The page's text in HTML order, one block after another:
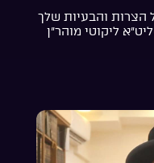
הצרות והבעיות שלך
ליקוטי מוהר”ן